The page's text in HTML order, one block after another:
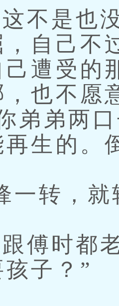
不是也
，自己不
己遭受的
，也不愿
弟弟两
再生的
转，就
傅时都
子？”